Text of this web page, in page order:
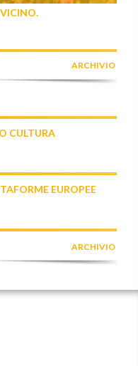
ARCHIVIO
CULTURA
EUROPEE
ARCHIVIO